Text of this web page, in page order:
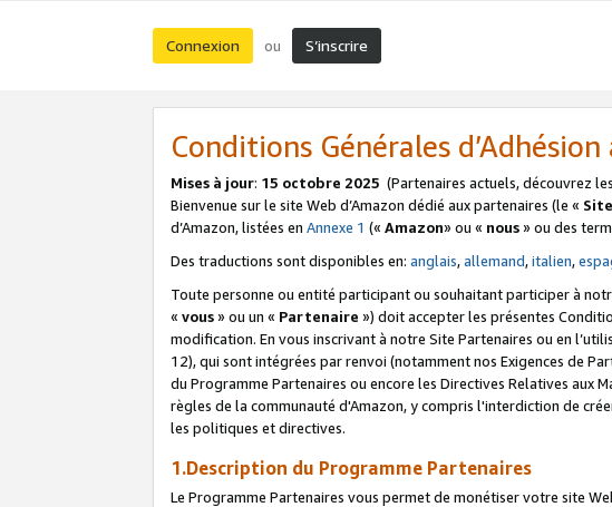
Connexion ou S’inscrire
Conditions Générales
Mises à jour: 15 octobre 2025 (Partenaires actuels, découvrez
Bienvenue sur le site Web d’Amazon dédié aux partenaires (le «
d’Amazon, listées en Annexe 1 (« Amazon» ou « nous» ou des
Des traductions sont disponibles en: anglais,allemand,italien,
Toute personne ou entité participant ou souhaitant participer à
« vous» ou un « Partenaire ») doit accepter les présentes
modification. En vous inscrivant à notre Site Partenaires ou en
12), qui sont intégrées par renvoi (notamment nos Exigences de
du Programme Partenaires ou encore les Directives Relatives aux
règles de la communauté d'Amazon, y compris l'interdiction de
les politiques et directives.
1.Description du Programme Partenaires
Le Programme Partenaires vous permet de monétiser votre site